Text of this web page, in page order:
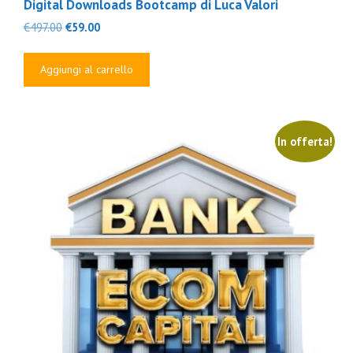
Digital Downloads Bootcamp di Luca Valori
€497.00 Il
era:
€59.00Il
è:
Aggiungi al carrello
In offerta!